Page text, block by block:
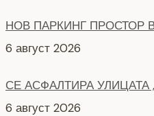
6 август 2026
5 август 2026